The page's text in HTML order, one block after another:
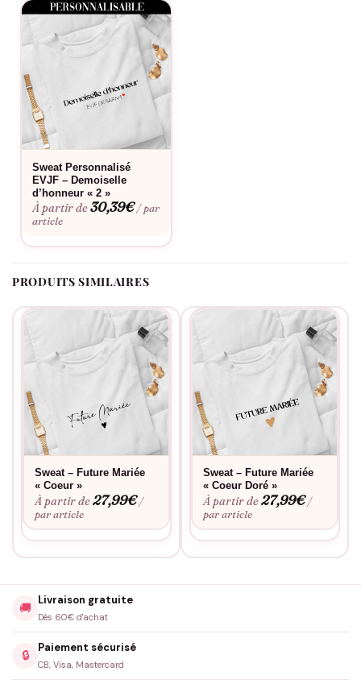
Sweat Personnalisé
EVJF – Demoiselle
d’honneur « 2 »
À partir de30,39€ / par
article
PRODUITS SIMILAIRES
Sweat – Future Mariée
« Coeur »
À partir de27,99€ /
par article
Sweat – Future Mariée
« Coeur Doré »
À partir de27,99€ /
par article
🚚
Livraison gratuite
Dès 60€ d'achat
🔒
Paiement sécurisé
CB, Visa, Mastercard